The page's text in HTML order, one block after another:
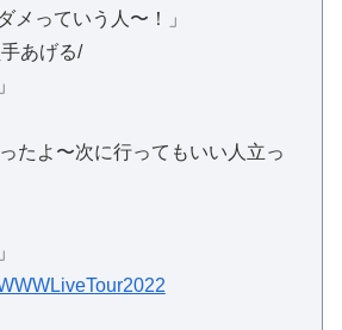
メっていう人〜！」
あげる/
たよ〜次に行ってもいい人立っ